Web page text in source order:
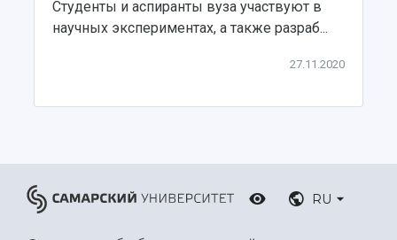
Ботанический сад
Умный дом бабочек
Студенты и аспиранты вуза участвуют в
научных экспериментах, а также разраб...
27.11.2020
RU